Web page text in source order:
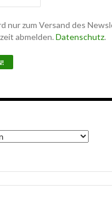
nur zum Versand des
abmelden. Datenschutz.